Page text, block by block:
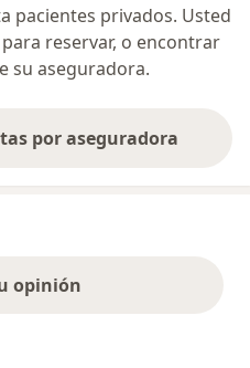
pacientes privados. Usted
reservar, o encontrar
su aseguradora.
por aseguradora
opinión